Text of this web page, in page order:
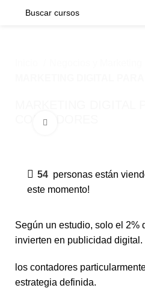
CONTADORES
54 personas están
este momento!
Según un estudio, solo el 2%
invierten en publicidad digital.
los contadores
estrategia definida.